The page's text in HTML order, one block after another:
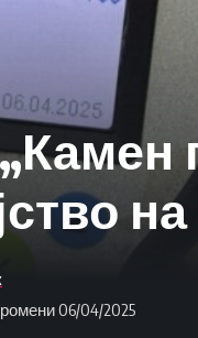
06/04/2025